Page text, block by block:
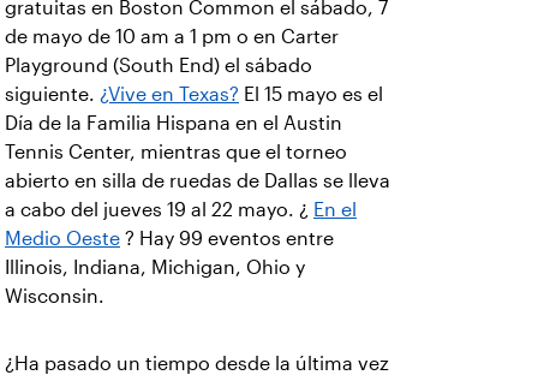
gratuitas en Boston Common el sábado, 7
de mayo de 10 am a 1 pm o en Carter
Playground (South End) el sábado
siguiente. ¿Vive en Texas? El 15 mayo es el
Día de la Familia Hispana en el Austin
Tennis Center, mientras que el torneo
abierto en silla de ruedas de Dallas se lleva
a cabo del jueves 19 al 22 mayo. ¿ En el
Medio Oeste ? Hay 99 eventos entre
Illinois, Indiana, Michigan, Ohio y
Wisconsin.
¿Ha pasado un tiempo desde la última vez